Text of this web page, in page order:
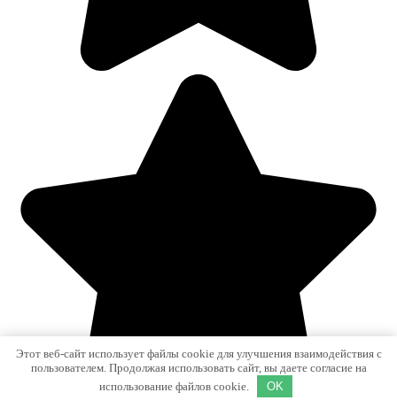
Этот веб-сайт использует файлы cookie для улучшения взаимодействия с
пользователем. Продолжая использовать сайт, вы даете согласие на
использование файлов cookie.
OK